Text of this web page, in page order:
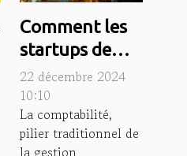
Comment les
startups de
technologie
financière
transforment-
elles la
22 décembre 2024
10:10
La comptabilité,
pilier traditionnel de
la gestion